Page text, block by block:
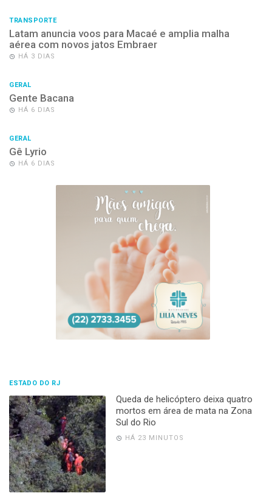
TRANSPORTE
Latam anuncia voos para Macaé e amplia malha
aérea com novos jatos Embraer
HÁ 3 DIAS
GERAL
Gente Bacana
HÁ 6 DIAS
GERAL
Gê Lyrio
HÁ 6 DIAS
ESTADO DO RJ
Queda de helicóptero deixa quatro
mortos em área de mata na Zona
Sul do Rio
HÁ 23 MINUTOS